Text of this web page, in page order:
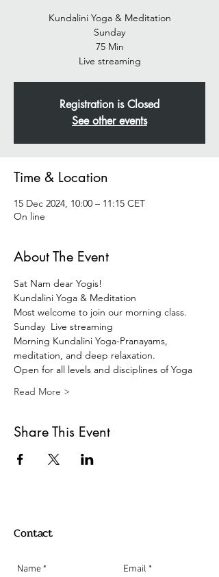
Kundalini Yoga & Meditation
Sunday
75 Min
Live streaming
Registration is Closed
See other events
Time & Location
15 Dec 2024, 10:00 – 11:15 CET
On line
About The Event
Sat Nam dear Yogis!
Kundalini Yoga & Meditation
Most welcome to join our morning class.
Sunday  Live streaming
Morning Kundalini Yoga-Pranayams,
meditation, and deep relaxation.
Open for all levels and disciplines of Yoga
Read More >
Share This Event
Contact